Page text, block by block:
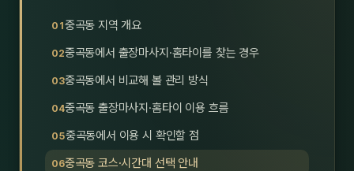
중곡동 지역 개요
중곡동에서 출장마사지·홈타이를 찾는 경우
중곡동에서 비교해 볼 관리 방식
중곡동 출장마사지·홈타이 이용 흐름
중곡동에서 이용 시 확인할 점
중곡동 코스·시간대 선택 안내